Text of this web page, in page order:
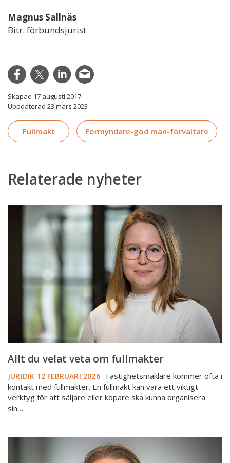
Magnus Sallnäs
Bitr. förbundsjurist
Skapad 17 augusti 2017
Uppdaterad 23 mars 2023
Fullmakt Förmyndare-god man-förvaltare
Relaterade nyheter
Allt
Allt du velat veta om fullmakter
JURIDIK 12 FEBRUARI 2026
Fastighetsmäklare kommer ofta i
kontakt med fullmakter. En fullmakt kan vara ett viktigt
verktyg för att säljare eller köpare ska kunna organisera
sin…
Förordnad